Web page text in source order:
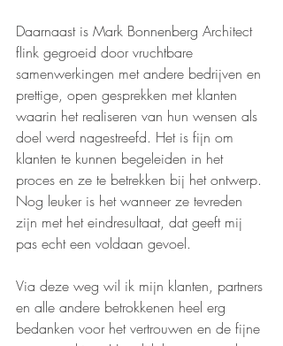
Daarnaast is Mark Bonnenberg Architect
flink gegroeid door vruchtbare
samenwerkingen met andere bedrijven en
prettige, open gesprekken met klanten
waarin het realiseren van hun wensen als
doel werd nagestreefd. Het is fijn om
klanten te kunnen begeleiden in het
proces en ze te betrekken bij het ontwerp.
Nog leuker is het wanneer ze tevreden
zijn met het eindresultaat, dat geeft mij
pas echt een voldaan gevoel.
Via deze weg wil ik mijn klanten, partners
en alle andere betrokkenen heel erg
bedanken voor het vertrouwen en de fijne